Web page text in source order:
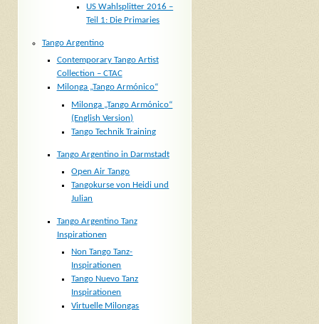
US Wahlsplitter 2016 –
Teil 1: Die Primaries
Tango Argentino
Contemporary Tango Artist
Collection – CTAC
Milonga „Tango Armónico“
Milonga „Tango Armónico“
(English Version)
Tango Technik Training
Tango Argentino in Darmstadt
Open Air Tango
Tangokurse von Heidi und
Julian
Tango Argentino Tanz
Inspirationen
Non Tango Tanz-
Inspirationen
Tango Nuevo Tanz
Inspirationen
Virtuelle Milongas